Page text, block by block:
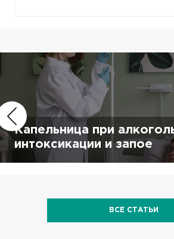
Капельница при
интоксикации и запое
ВСЕ СТАТЬИ